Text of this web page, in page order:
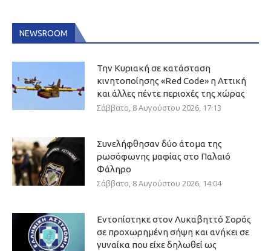
NEWSROOM
Την Κυριακή σε κατάσταση
κινητοποίησης «Red Code» η Αττική
και άλλες πέντε περιοχές της χώρας
Σάββατο, 8 Αυγούστου 2026, 17:13
Συνελήφθησαν δύο άτομα της
ρωσόφωνης μαφίας στο Παλαιό
Φάληρο
Σάββατο, 8 Αυγούστου 2026, 14:04
Εντοπίστηκε στον Λυκαβηττό Σορός
σε προχωρημένη σήψη και ανήκει σε
γυναίκα που είχε δηλωθεί ως